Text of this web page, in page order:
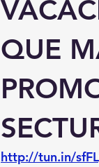
QUE
http://tun.in/